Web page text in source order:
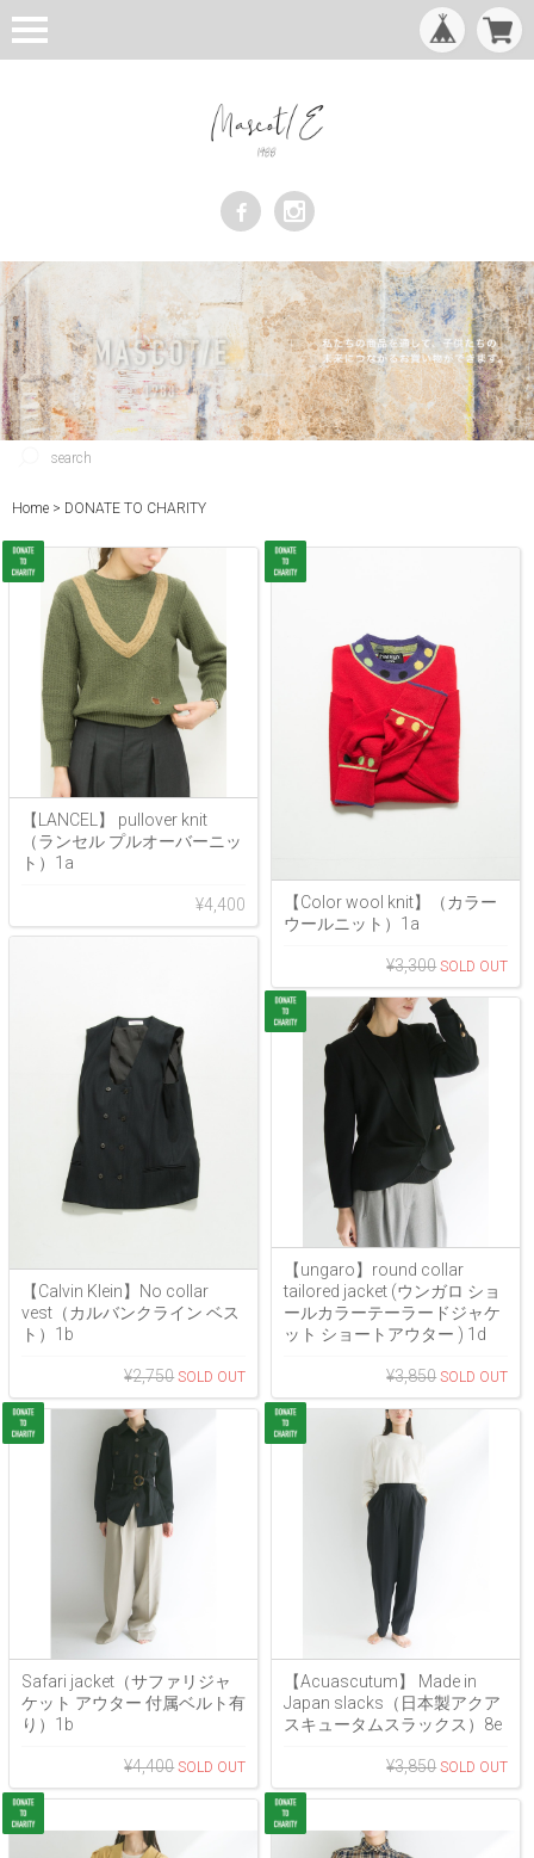
Home DONATE TO CHARITY
【LANCEL】 pullover knit
（ランセル プルオーバーニッ
ト）1a
¥4,400
【Color wool knit】（カラー
ウールニット）1a
¥3,300
【Calvin Klein】No collar
vest（カルバンクライン ベス
ト）1b
¥2,750
【ungaro】round collar
tailored jacket (ウンガロ ショ
ールカラーテーラードジャケ
ット ショートアウター ) 1d
¥3,850
Safari jacket（サファリジャ
ケット アウター 付属ベルト有
り）1b
¥4,400
【Acuascutum】 Made in
Japan slacks（日本製アクア
スキュータムスラックス）8e
¥3,850